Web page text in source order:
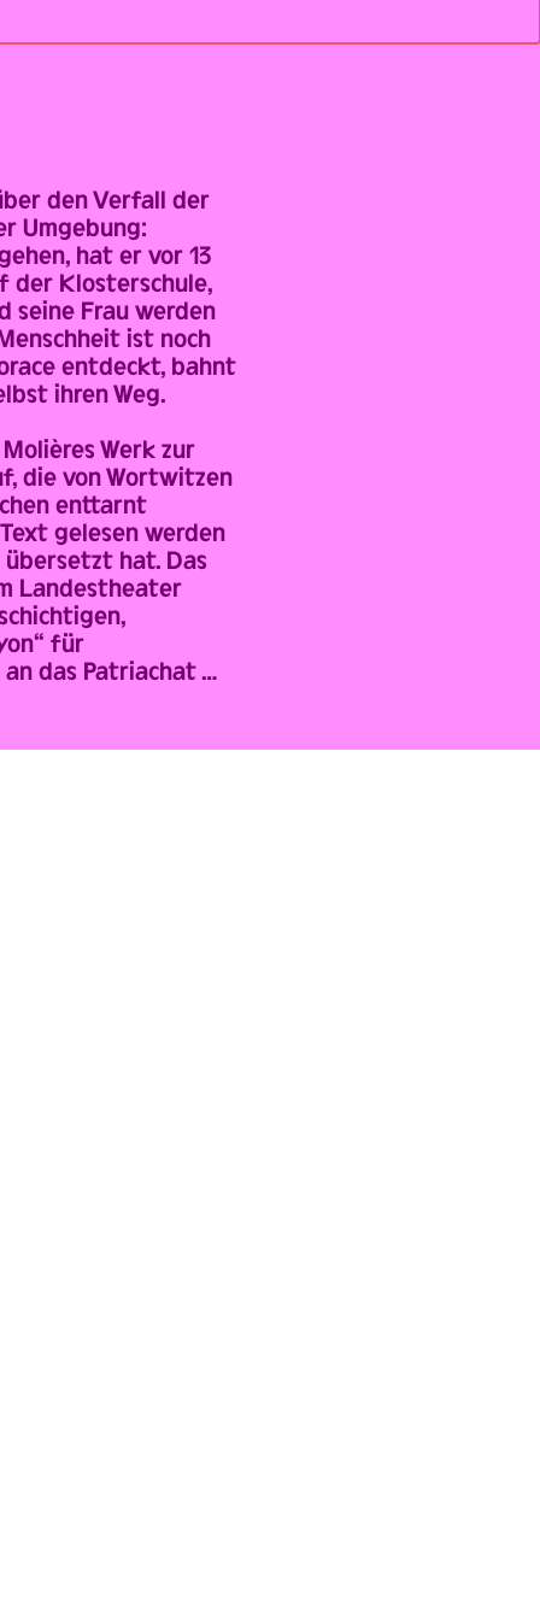
den Verfall der
Umgebung:
hat er vor 13
der Klosterschule,
seine Frau werden
ist noch
entdeckt, bahnt
ihren Weg.
Werk zur
die von Wortwitzen
enttarnt
gelesen werden
hat. Das
Landestheater
für
das Patriachat …